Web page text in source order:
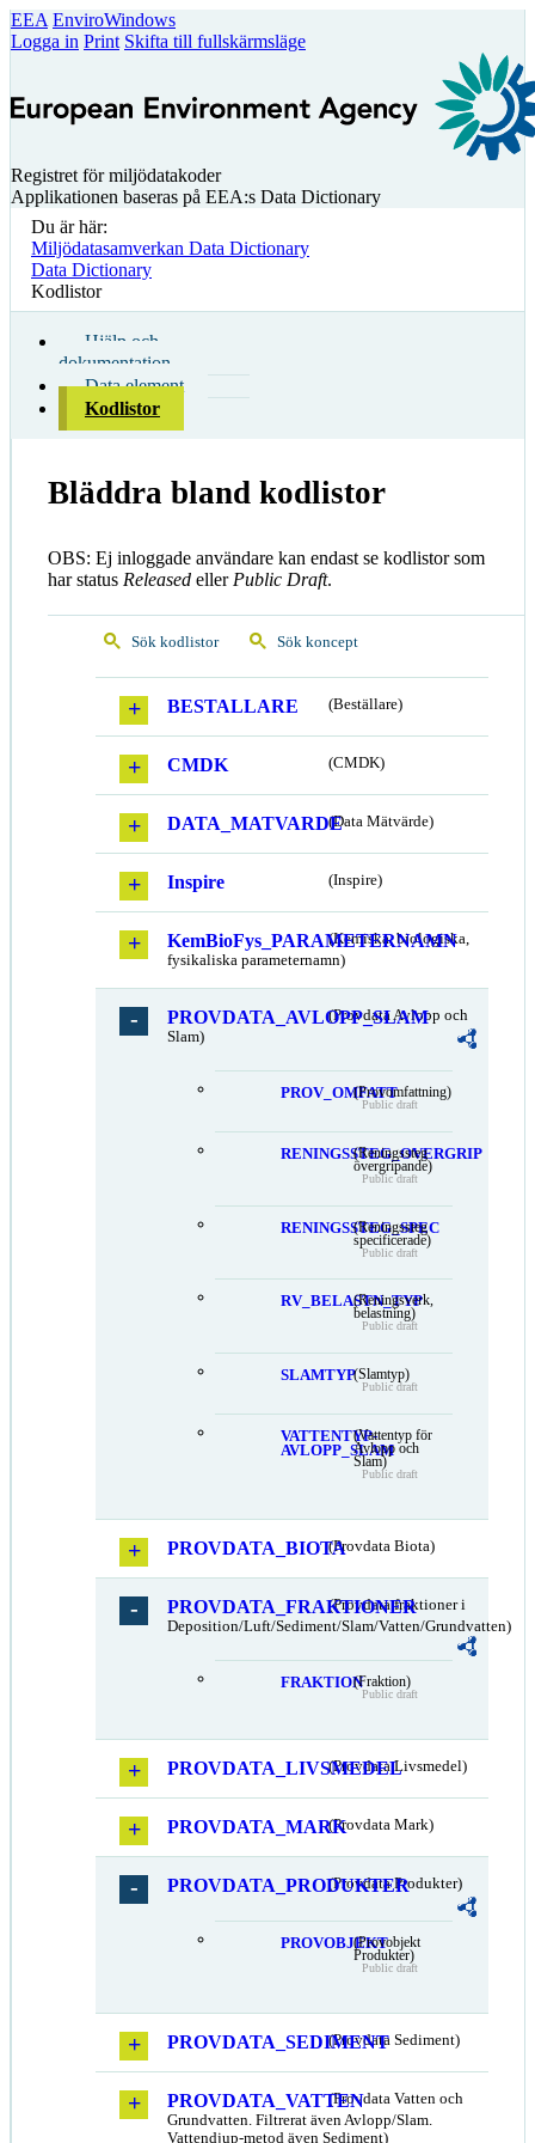
EEA EnviroWindows
Logga in Print Skifta till fullskärmsläge
Registret för miljödatakoder
Applikationen baseras på EEA:s Data Dictionary
Du är här:
Miljödatasamverkan Data Dictionary
Data Dictionary
Kodlistor
Hjälp och
dokumentation
Data element
Kodlistor
Bläddra bland kodlistor
OBS: Ej inloggade användare kan endast se kodlistor som
har status Released eller Public Draft.
Sök kodlistor Sök koncept
BESTALLARE (Beställare)
CMDK (CMDK)
DATA_MATVARDE(Data Mätvärde)
Inspire (Inspire)
KemBioFys_PARAMETERNAMN
(Kemiska, biologiska,
fysikaliska parameternamn)
PROVDATA_AVLOPP_SLAM
(Provdata Avlopp och
Slam)
PROV_OMFATT(Provomfattning)
Public draft
RENINGSSTEG_OVERGRIP
(Reningssteg
övergripande)
Public draft
RENINGSSTEG_SPEC
(Reningssteg
specificerade)
Public draft
RV_BELASTN_TYP
(Reningsverk,
belastning)
Public draft
SLAMTYP(Slamtyp)
Public draft
VATTENTYP-
AVLOPP_SLAM
(Vattentyp för
Avlopp och
Slam)
Public draft
PROVDATA_BIOTA(Provdata Biota)
PROVDATA_FRAKTIONER
(Provdata fraktioner i
Deposition/Luft/Sediment/Slam/Vatten/Grundvatten)
FRAKTION(Fraktion)
Public draft
PROVDATA_LIVSMEDEL
(Provdata Livsmedel)
PROVDATA_MARK(Provdata Mark)
PROVDATA_PRODUKTER
(Provdata Produkter)
PROVOBJEKT(Provobjekt
Produkter)
Public draft
PROVDATA_SEDIMENT(Provdata Sediment)
PROVDATA_VATTEN(Provdata Vatten och
Grundvatten. Filtrerat även Avlopp/Slam.
Vattendjup-metod även Sediment)